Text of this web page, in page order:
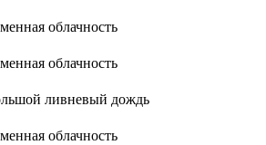
облачность
облачность
ливневый дождь
облачность